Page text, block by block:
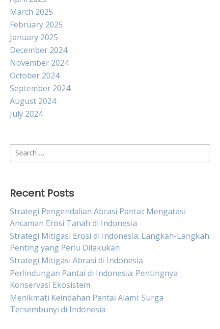
March 2025
February 2025
January 2025
December 2024
November 2024
October 2024
September 2024
August 2024
July 2024
Search
for:
Recent Posts
Strategi Pengendalian Abrasi Pantai: Mengatasi
Ancaman Erosi Tanah di Indonesia
Strategi Mitigasi Erosi di Indonesia: Langkah-Langkah
Penting yang Perlu Dilakukan
Strategi Mitigasi Abrasi di Indonesia
Perlindungan Pantai di Indonesia: Pentingnya
Konservasi Ekosistem
Menikmati Keindahan Pantai Alami: Surga
Tersembunyi di Indonesia